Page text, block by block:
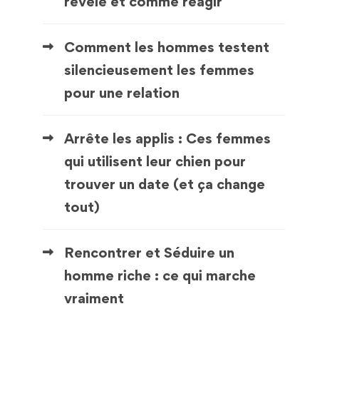
Comment les hommes testent
silencieusement les femmes
pour une relation
Arrête les applis : Ces femmes
qui utilisent leur chien pour
trouver un date (et ça change
tout)
Rencontrer et Séduire un
homme riche : ce qui marche
vraiment